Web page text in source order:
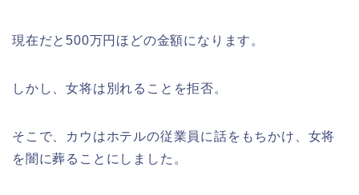
現在だと500万円ほどの金額になります。
しかし、女将は別れることを拒否。
そこで、カウはホテルの従業員に話をもちかけ、女将
を闇に葬ることにしました。